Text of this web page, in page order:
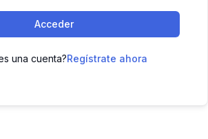
Acceder
una cuenta?Regístrate ahora